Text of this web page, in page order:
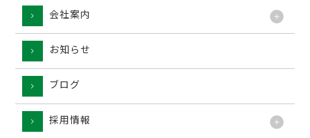
会社案内
お知らせ
ブログ
採用情報